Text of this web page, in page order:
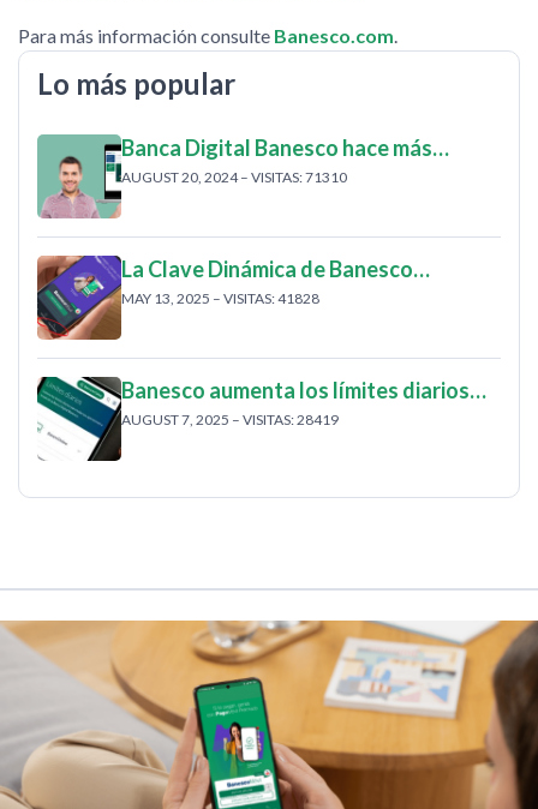
Para más información consulte Banesco.com
Lo más popular
Banca Digital Banesco hace más…
AUGUST 20, 2024 – VISITAS: 71310
La Clave Dinámica de Banesco…
MAY 13, 2025 – VISITAS: 41828
Banesco aumenta los límites diarios…
AUGUST 7, 2025 – VISITAS: 28419